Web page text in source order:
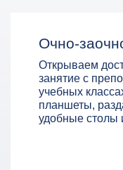
Очно-
Открываем
занятие с
учебных
планшеты,
удобные столы